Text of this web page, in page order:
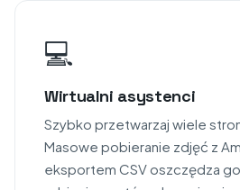
💻
Wirtualni asystenci
Szybko przetwarzaj wiele
Masowe pobieranie zdjęć z
eksportem CSV oszczędza